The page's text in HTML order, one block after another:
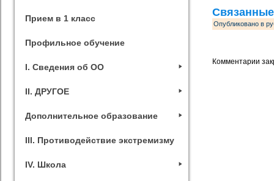
Прием в 1 класс
Профильное обучение
I. Сведения об ОО
II. ДРУГОЕ
Дополнительное образование
III. Противодействие экстремизму
IV. Школа
Опубликовано в
Комментарии